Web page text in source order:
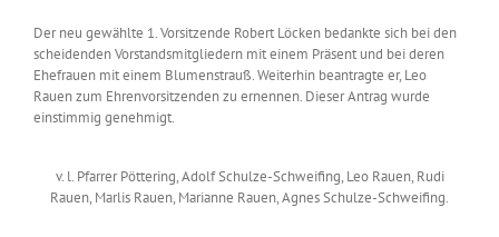
Der neu gewählte 1. Vorsitzende Robert Löcken bedankte sich bei den
scheidenden Vorstandsmitgliedern mit einem Präsent und bei deren
Ehefrauen mit einem Blumenstrauß. Weiterhin beantragte er, Leo
Rauen zum Ehrenvorsitzenden zu ernennen. Dieser Antrag wurde
einstimmig genehmigt.
v. l. Pfarrer Pöttering, Adolf Schulze-Schweifing, Leo Rauen, Rudi
Rauen, Marlis Rauen, Marianne Rauen, Agnes Schulze-Schweifing.